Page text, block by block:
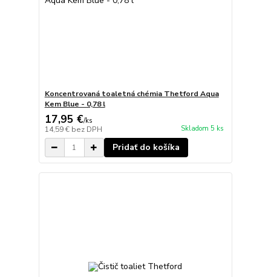
Koncentrovaná toaletná chémia Thetford Aqua
Kem Blue - 0,78 l
17,95 €/ks
14,59 € bez DPH Skladom 5 ks
Pridať do košíka